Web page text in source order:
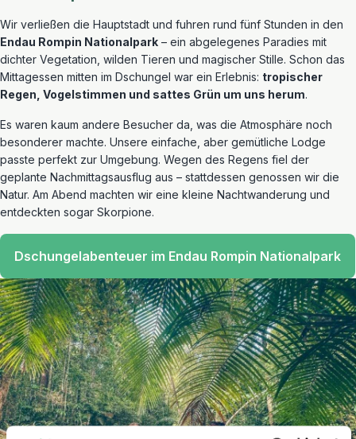
Wir verließen die Hauptstadt und fuhren rund fünf Stunden in den
Endau Rompin Nationalpark – ein abgelegenes Paradies mit
dichter Vegetation, wilden Tieren und magischer Stille. Schon das
Mittagessen mitten im Dschungel war ein Erlebnis: tropischer
Regen, Vogelstimmen und sattes Grün um uns herum.
Es waren kaum andere Besucher da, was die Atmosphäre noch
besonderer machte. Unsere einfache, aber gemütliche Lodge
passte perfekt zur Umgebung. Wegen des Regens fiel der
geplante Nachmittagsausflug aus – stattdessen genossen wir die
Natur. Am Abend machten wir eine kleine Nachtwanderung und
entdeckten sogar Skorpione.
Dschungelabenteuer im Endau Rompin Nationalpark